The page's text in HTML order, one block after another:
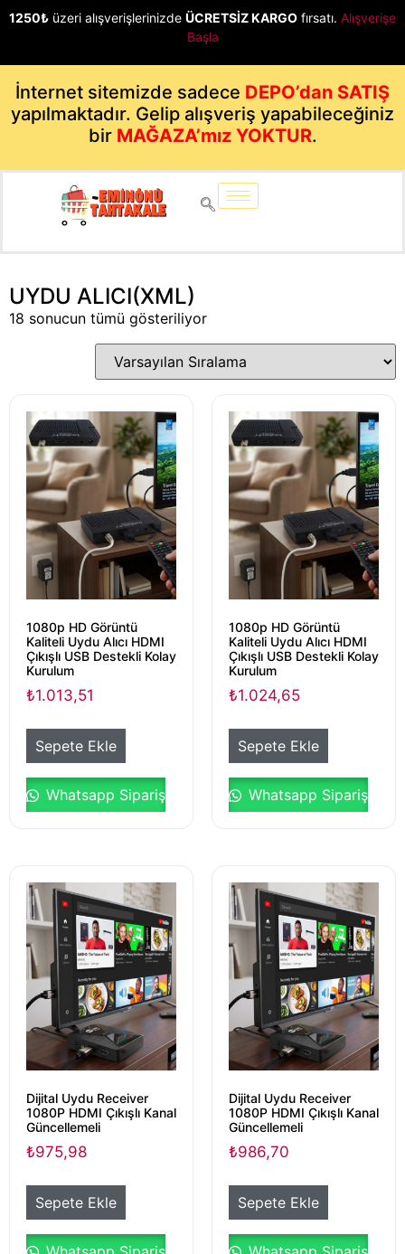
1250₺ üzeri alışverişlerinizde ÜCRETSİZ KARGO fırsatı. Alışverişe
Başla
İnternet sitemizde sadece DEPO’dan SATIŞ
yapılmaktadır. Gelip alışveriş yapabileceğiniz
bir MAĞAZA’mız YOKTUR.
UYDU ALICI(XML)
18 sonucun tümü gösteriliyor
1080p HD Görüntü
Kaliteli Uydu Alıcı HDMI
Çıkışlı USB Destekli Kolay
Kurulum
₺1.013,51
Sepete Ekle
Whatsapp Sipariş
1080p HD Görüntü
Kaliteli Uydu Alıcı HDMI
Çıkışlı USB Destekli Kolay
Kurulum
₺1.024,65
Sepete Ekle
Whatsapp Sipariş
Dijital Uydu Receiver
1080P HDMI Çıkışlı Kanal
Güncellemeli
₺975,98
Sepete Ekle
Dijital Uydu Receiver
1080P HDMI Çıkışlı Kanal
Güncellemeli
₺986,70
Sepete Ekle